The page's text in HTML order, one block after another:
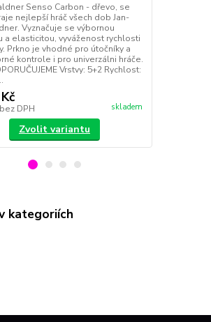
Senso Carbon - dřevo, se
nejlepší hráč všech dob Jan-
Vyznačuje se výbornou
a elasticitou, vyváženost rychlosti
Prkno je vhodné pro útočníky a
kontrole i pro univerzálni hráče.
Vrstvy: 5+2 Rychlost:
bez DPH skladem
Zvolit variantu
kategoriích